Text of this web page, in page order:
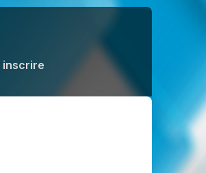
inscrire